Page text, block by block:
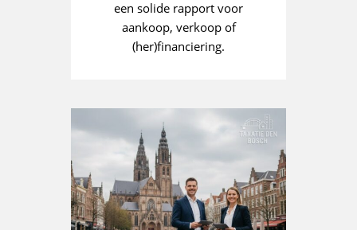
een solide rapport voor
aankoop, verkoop of
(her)financiering.